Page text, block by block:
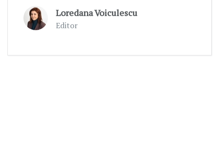
Loredana Voiculescu
Editor